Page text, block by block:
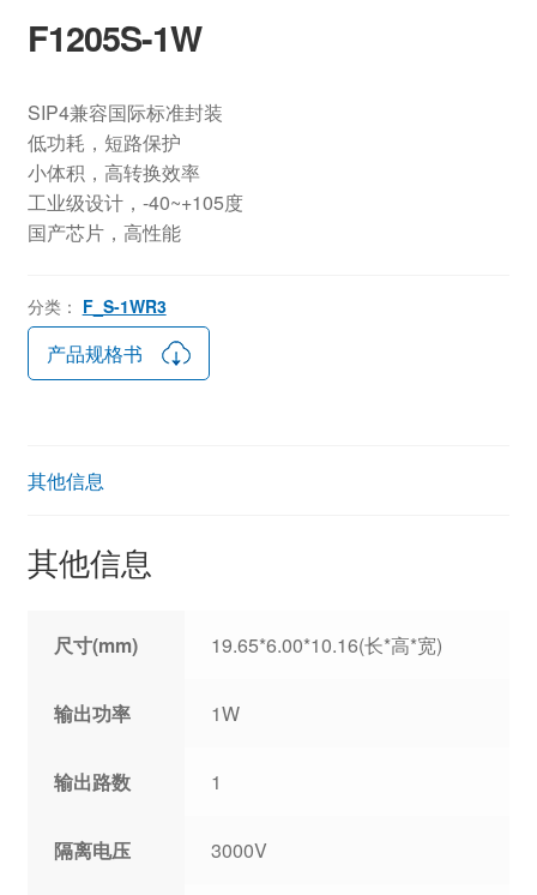
F1205S-1W
SIP4兼容国际标准封装
低功耗，短路保护
小体积，高转换效率
工业级设计，-40~+105度
国产芯片，高性能
分类： F_S-1WR3
产品规格书
其他信息
其他信息
尺寸(mm) 19.65*6.00*10.16(长*高*宽)
输出功率 1W
输出路数 1
隔离电压 3000V